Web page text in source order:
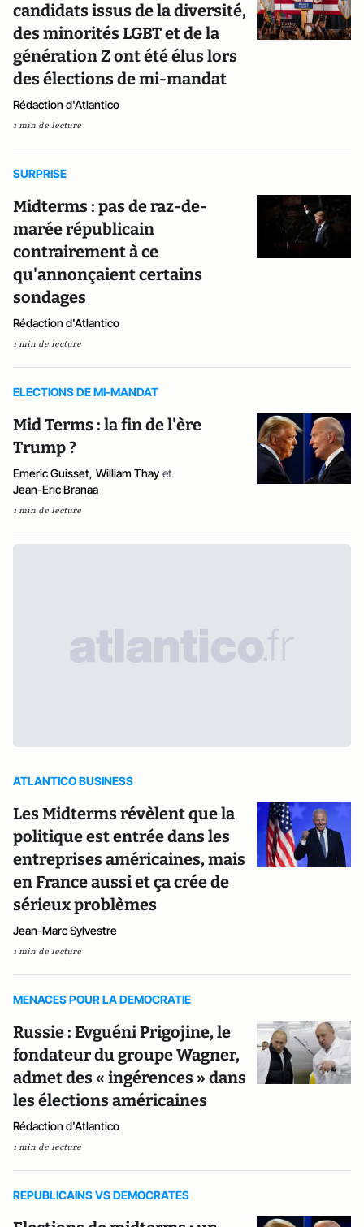
candidats issus de la diversité,
des minorités LGBT et de la
génération Z ont été élus lors
des élections de mi-mandat
Rédaction d'Atlantico
1 min de lecture
SURPRISE
Midterms : pas de raz-de-
marée républicain
contrairement à ce
qu'annonçaient certains
sondages
Rédaction d'Atlantico
1 min de lecture
ELECTIONS DE MI-MANDAT
Mid Terms : la fin de l'ère
Trump ?
Emeric Guisset, William Thay et
Jean-Eric Branaa
1 min de lecture
ATLANTICO BUSINESS
Les Midterms révèlent que la
politique est entrée dans les
entreprises américaines, mais
en France aussi et ça crée de
sérieux problèmes
Jean-Marc Sylvestre
1 min de lecture
MENACES POUR LA DEMOCRATIE
Russie : Evguéni Prigojine, le
fondateur du groupe Wagner,
admet des « ingérences » dans
les élections américaines
Rédaction d'Atlantico
1 min de lecture
REPUBLICAINS VS DEMOCRATES